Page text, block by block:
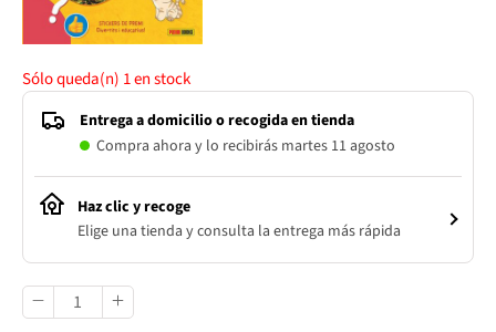
Sólo queda(n) 1en stock
Entrega a domicilio o recogida en tienda
Compra ahora y lo recibirás martes 11 agosto
Haz clic y recoge
Elige una tienda y consulta la entrega más rápida